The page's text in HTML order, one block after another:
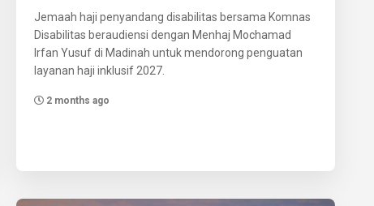
Jemaah haji penyandang disabilitas bersama Komnas
Disabilitas beraudiensi dengan Menhaj Mochamad
Irfan Yusuf di Madinah untuk mendorong penguatan
layanan haji inklusif 2027.
2 months ago